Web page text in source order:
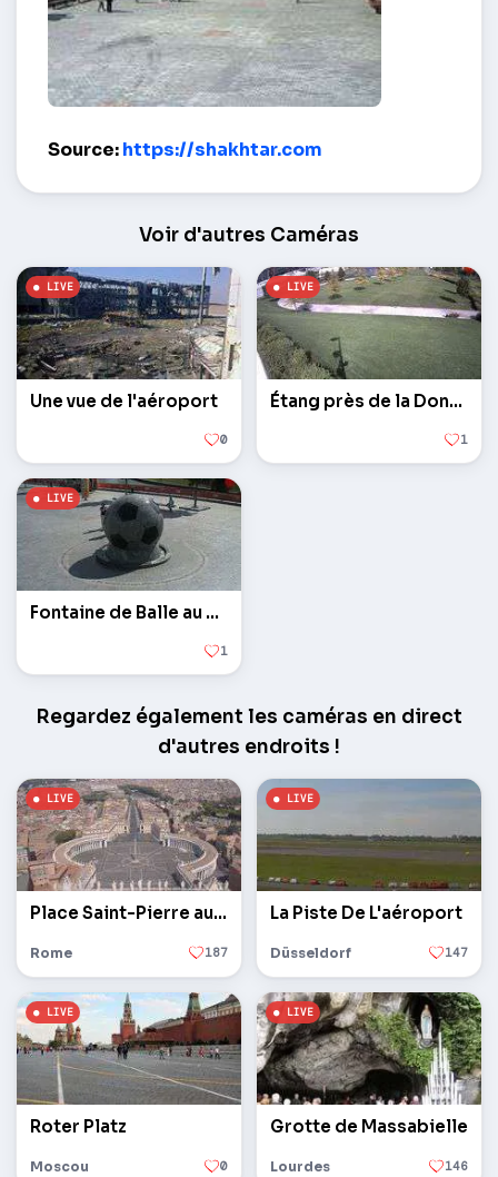
Source:https://shakhtar.com
Voir d'autres Caméras
Une vue de l'aéroport
0
Étang près de la Donbass Arena
1
Fontaine de Balle au Donbass Arena
1
Regardez également les caméras en direct
d'autres endroits !
Place Saint-Pierre au Vatican
Rome 187
La Piste De L'aéroport
Düsseldorf 147
Roter Platz
Moscou 0
Grotte de Massabielle
Lourdes 146